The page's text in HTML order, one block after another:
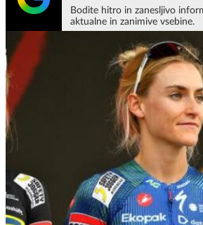
Bodite hitro in zanesljivo
aktualne in zanimive vsebine.